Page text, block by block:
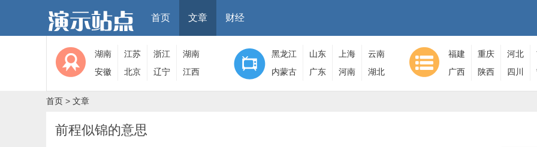
首页 文章 财经
湖南 江苏 浙江
湖南
安徽
北京 辽宁 江西
黑龙江 山东 上海
云南
内蒙古
广东 河南 湖北
福建 重庆 河北
广西
陕西 四川
首页 > 文章
前程似锦的意思